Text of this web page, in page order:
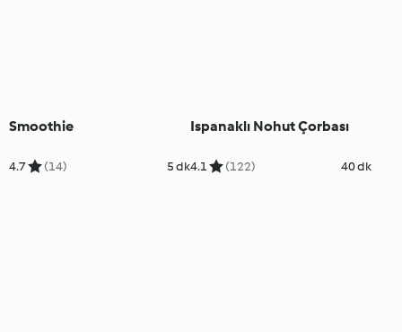
Smoothie
4.7 (14) 5 dk
Ispanaklı Nohut Çorbası
4.1 (122) 40 dk